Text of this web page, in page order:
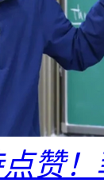
赞